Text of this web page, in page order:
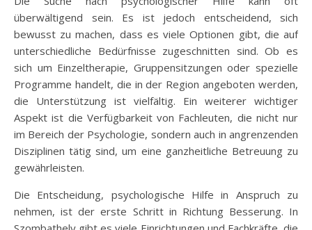
überwältigend sein. Es ist jedoch entscheidend, sich
bewusst zu machen, dass es viele Optionen gibt, die auf
unterschiedliche Bedürfnisse zugeschnitten sind. Ob es
sich um Einzeltherapie, Gruppensitzungen oder spezielle
Programme handelt, die in der Region angeboten werden,
die Unterstützung ist vielfältig. Ein weiterer wichtiger
Aspekt ist die Verfügbarkeit von Fachleuten, die nicht nur
im Bereich der Psychologie, sondern auch in angrenzenden
Disziplinen tätig sind, um eine ganzheitliche Betreuung zu
gewährleisten.
Die Entscheidung, psychologische Hilfe in Anspruch zu
nehmen, ist der erste Schritt in Richtung Besserung. In